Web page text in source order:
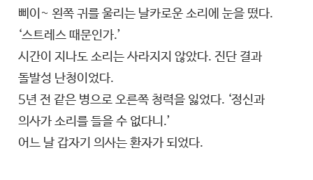
삐이~ 왼쪽 귀를 울리는 날카로운 소리에 눈을 떴다.
‘스트레스 때문인가.’
시간이 지나도 소리는 사라지지 않았다. 진단 결과
돌발성 난청이었다.
5년 전 같은 병으로 오른쪽 청력을 잃었다. ‘정신과
의사가 소리를 들을 수 없다니.’
어느 날 갑자기 의사는 환자가 되었다.